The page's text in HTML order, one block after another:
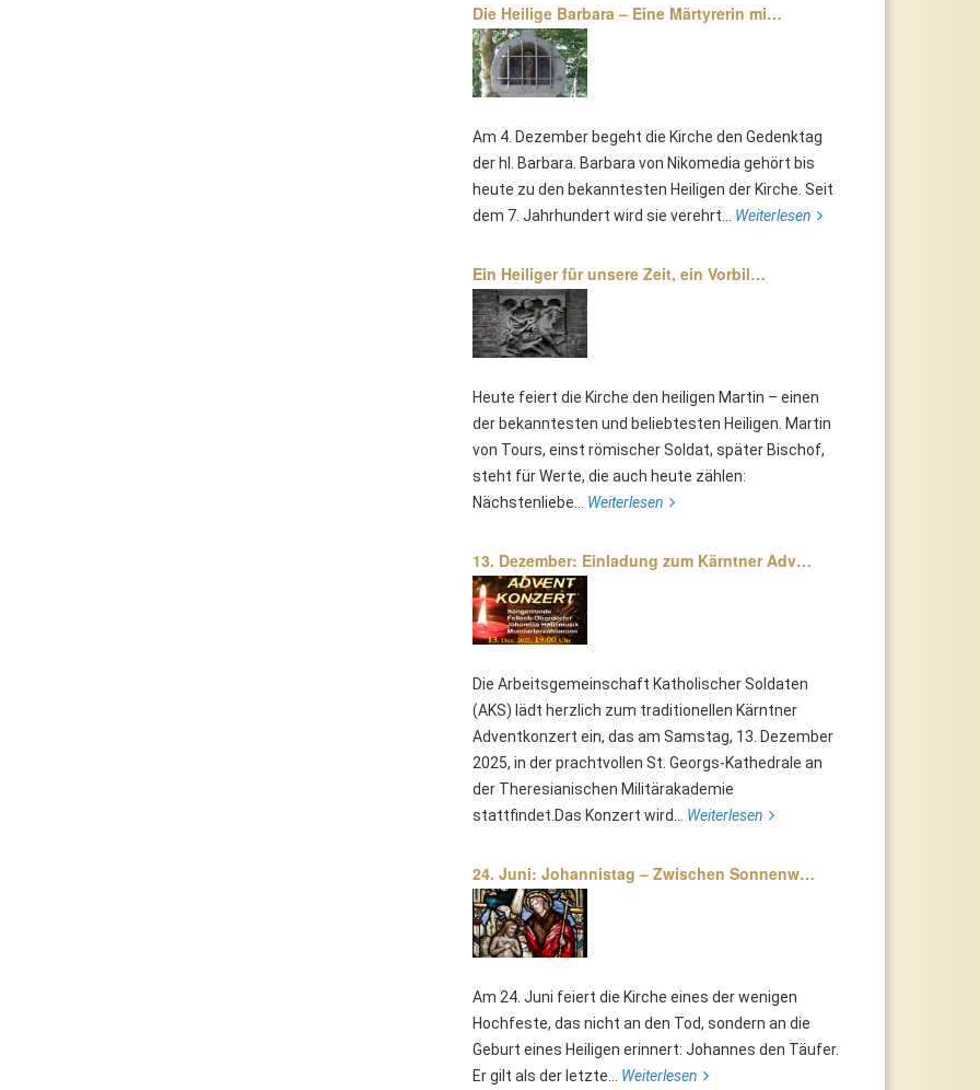
Die Heilige Barbara – Eine Märtyrerin mi…
Am 4. Dezember begeht die Kirche den Gedenktag
der hl. Barbara. Barbara von Nikomedia gehört bis
heute zu den bekanntesten Heiligen der Kirche. Seit
dem 7. Jahrhundert wird sie verehrt... Weiterlesen
Ein Heiliger für unsere Zeit, ein Vorbil…
Heute feiert die Kirche den heiligen Martin – einen
der bekanntesten und beliebtesten Heiligen. Martin
von Tours, einst römischer Soldat, später Bischof,
steht für Werte, die auch heute zählen:
Nächstenliebe... Weiterlesen
13. Dezember: Einladung zum Kärntner Adv…
Die Arbeitsgemeinschaft Katholischer Soldaten
(AKS) lädt herzlich zum traditionellen Kärntner
Adventkonzert ein, das am Samstag, 13. Dezember
2025, in der prachtvollen St. Georgs-Kathedrale an
der Theresianischen Militärakademie
stattfindet.Das Konzert wird... Weiterlesen
24. Juni: Johannistag – Zwischen Sonnenw…
Am 24. Juni feiert die Kirche eines der wenigen
Hochfeste, das nicht an den Tod, sondern an die
Geburt eines Heiligen erinnert: Johannes den Täufer.
Er gilt als der letzte... Weiterlesen